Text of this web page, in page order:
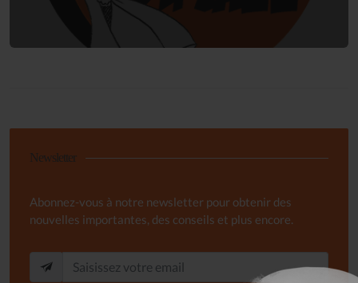
Newsletter
Abonnez-vous à notre newsletter pour obtenir des
nouvelles importantes, des conseils et plus encore.